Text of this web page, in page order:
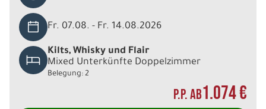
Fr. 07.08. - Fr. 14.08.2026
Kilts, Whisky und Flair
Mixed Unterkünfte Doppelzimmer
Belegung: 2
P.P. AB1.074 €